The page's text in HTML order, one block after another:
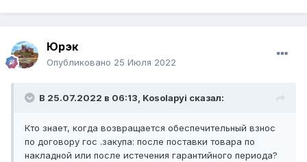
Юрэк
Опубликовано 25 Июля 2022
В 25.07.2022 в 06:13, Kosolapyi сказал:
Кто знает, когда возвращается обеспечительный взнос
по договору гос .закупа: после поставки товара по
накладной или после истечения гарантийного периода?